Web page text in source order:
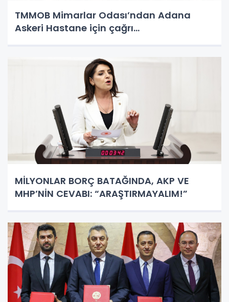
TMMOB Mimarlar Odası’ndan Adana
Askeri Hastane için çağrı…
MİLYONLAR BORÇ BATAĞINDA, AKP VE
MHP’NİN CEVABI: “ARAŞTIRMAYALIM!”